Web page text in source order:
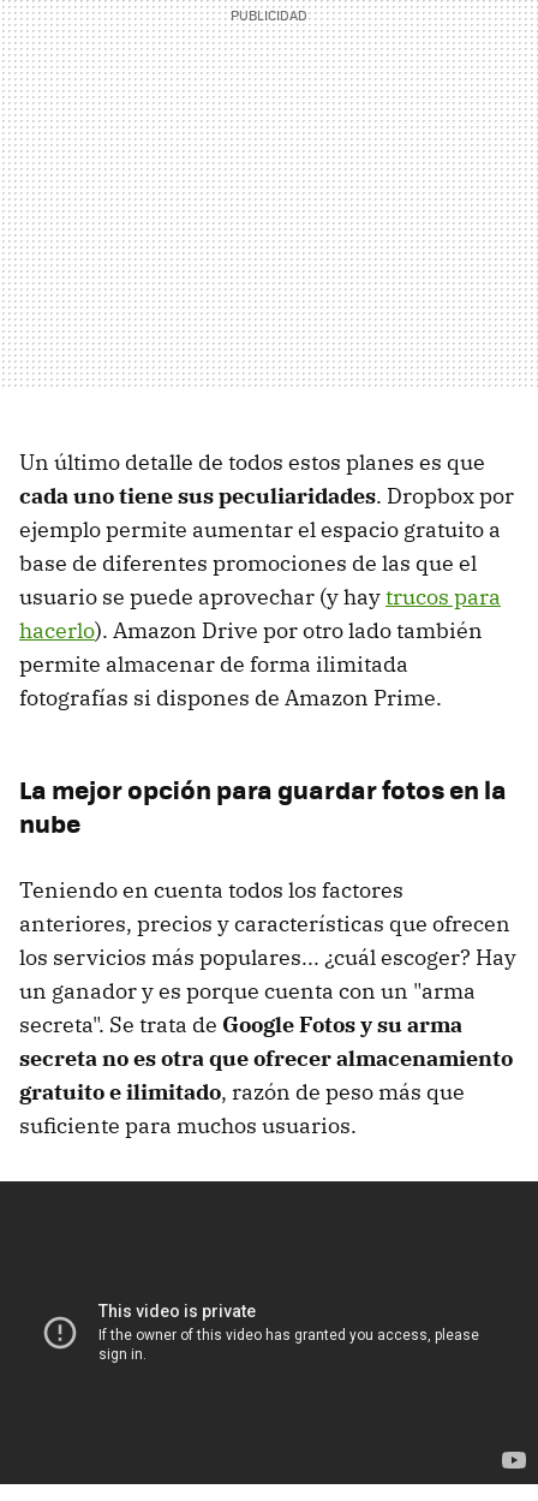
Un último detalle de todos estos planes es que
cada uno tiene sus peculiaridades. Dropbox por
ejemplo permite aumentar el espacio gratuito a
base de diferentes promociones de las que el
usuario se puede aprovechar (y haytrucos para
hacerlo). Amazon Drive por otro lado también
permite almacenar de forma ilimitada
fotografías si dispones de Amazon Prime.
La mejor opción para guardar fotos en la
nube
Teniendo en cuenta todos los factores
anteriores, precios y características que ofrecen
los servicios más populares... ¿cuál escoger? Hay
un ganador y es porque cuenta con un "arma
secreta". Se trata de Google Fotos y su arma
secreta no es otra que ofrecer almacenamiento
gratuito e ilimitado, razón de peso más que
suficiente para muchos usuarios.